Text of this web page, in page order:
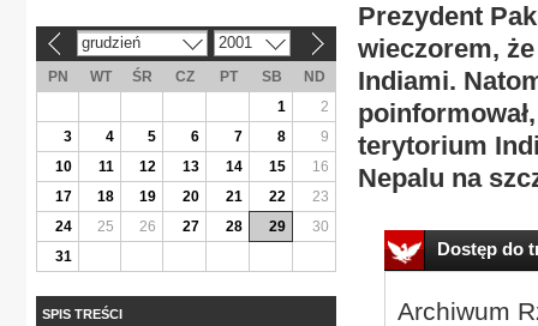
Prezydent
wieczorem,
Indiami.
terytorium
Nepalu na
Dostęp do
Archiwum
grudzień 2001
PN WT ŚR CZ PT SB
ND
1
2
3
4 5 6 7 8
9
10
11 12 13 14 15
16
17
18 19 20 21 22
23
24
25 26 27 28 29
30
31
SPIS TREŚCI